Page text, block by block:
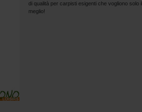
di qualità per carpisti esigenti che vogliono solo il
meglio!